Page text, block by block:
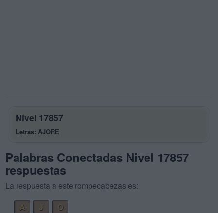
Nivel 17857
Letras: AJORE
Palabras Conectadas Nivel 17857
respuestas
La respuesta a este rompecabezas es:
A
J
O